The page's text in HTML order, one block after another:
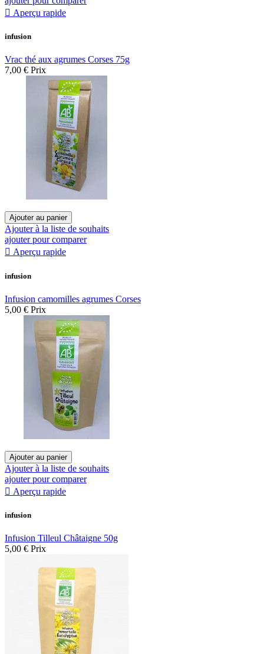
 Aperçu rapide
infusion
Vrac thé aux agrumes Corses 75g
7,00 € Prix
Ajouter au panier
Ajouter à la liste de souhaits
ajouter pour comparer
 Aperçu rapide
infusion
Infusion camomilles agrumes Corses
5,00 € Prix
Ajouter au panier
Ajouter à la liste de souhaits
ajouter pour comparer
 Aperçu rapide
infusion
Infusion Tilleul Châtaigne 50g
5,00 € Prix